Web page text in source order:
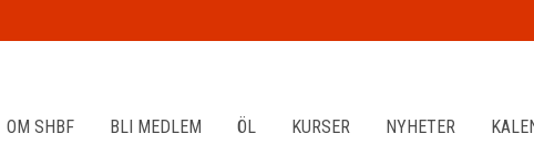
OM SHBF BLI MEDLEM ÖL KURSER NYHETER